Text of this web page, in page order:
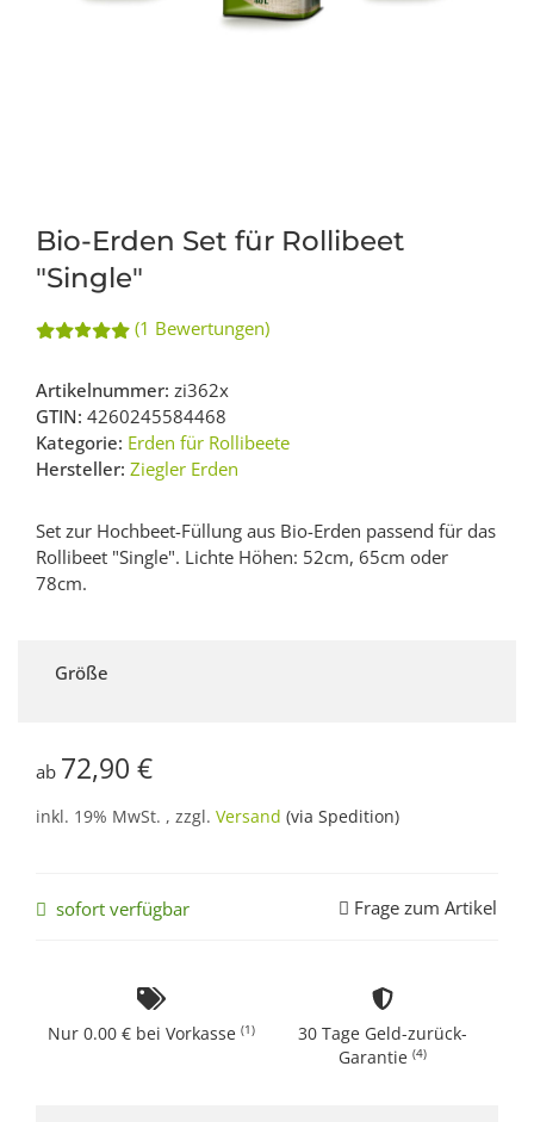
Bio-Erden Set für Rollibeet
"Single"
(1 Bewertungen)
Artikelnummer: zi362x
GTIN: 4260245584468
Kategorie: Erden für Rollibeete
Hersteller: Ziegler Erden
Set zur Hochbeet-Füllung aus Bio-Erden passend für das
Rollibeet "Single". Lichte Höhen: 52cm, 65cm oder
78cm.
Größe
ab 72,90 €
inkl. 19% MwSt. , zzgl. Versand (via Spedition)
sofort verfügbar Frage zum Artikel
Nur 0.00 € bei Vorkasse (1)
30 Tage Geld-zurück-
Garantie (4)